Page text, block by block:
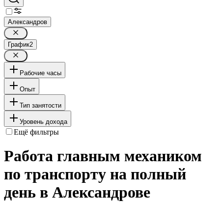
Александров
График2
Рабочие часы
Опыт
Тип занятости
Уровень дохода
Ещё фильтры
Работа главным механиком
по транспорту на полный
день в Александрове